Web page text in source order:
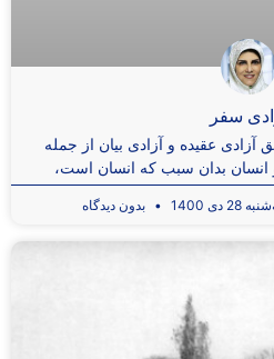
سفر
عقیده و آزادی بیان از جمله
انسان بدان سبب که انسان است،
28 دی 1400 بدون دیدگاه